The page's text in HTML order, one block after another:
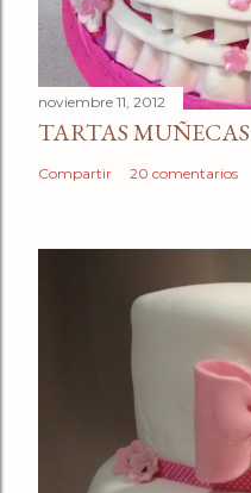
noviembre 11, 2012
TARTAS MUÑECAS
Compartir 20 comentarios